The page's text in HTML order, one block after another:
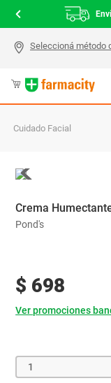
Cuidado Facial
Crema
Pond's
$ 698
Ver promociones
1